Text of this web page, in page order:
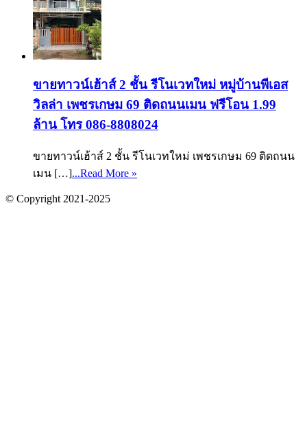
ขายทาวน์เฮ้าส์ 2 ชั้น รีโนเวทใหม่ หมู่บ้านพีเอส
วิลล่า เพชรเกษม 69 ติดถนนเมน ฟรีโอน 1.99
ล้าน โทร 086-8808024
ขายทาวน์เฮ้าส์ 2 ชั้น รีโนเวทใหม่ เพชรเกษม 69 ติดถนน
เมน […]...Read More »
© Copyright 2021-2025